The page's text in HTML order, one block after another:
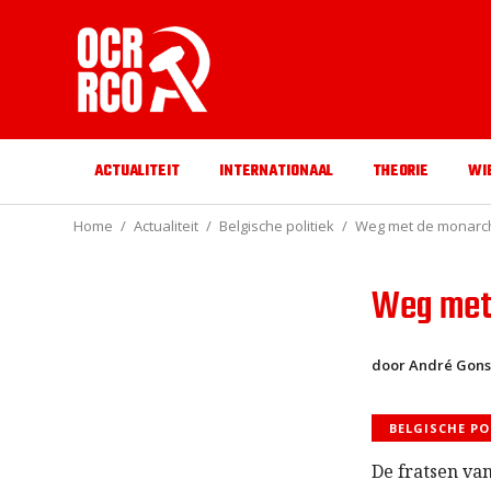
ACTUALITEIT INTERNATIONAAL THEORIE
Home Actualiteit Belgische politiek Weg met de
Weg
door André
BELGISCHE
De fratsen